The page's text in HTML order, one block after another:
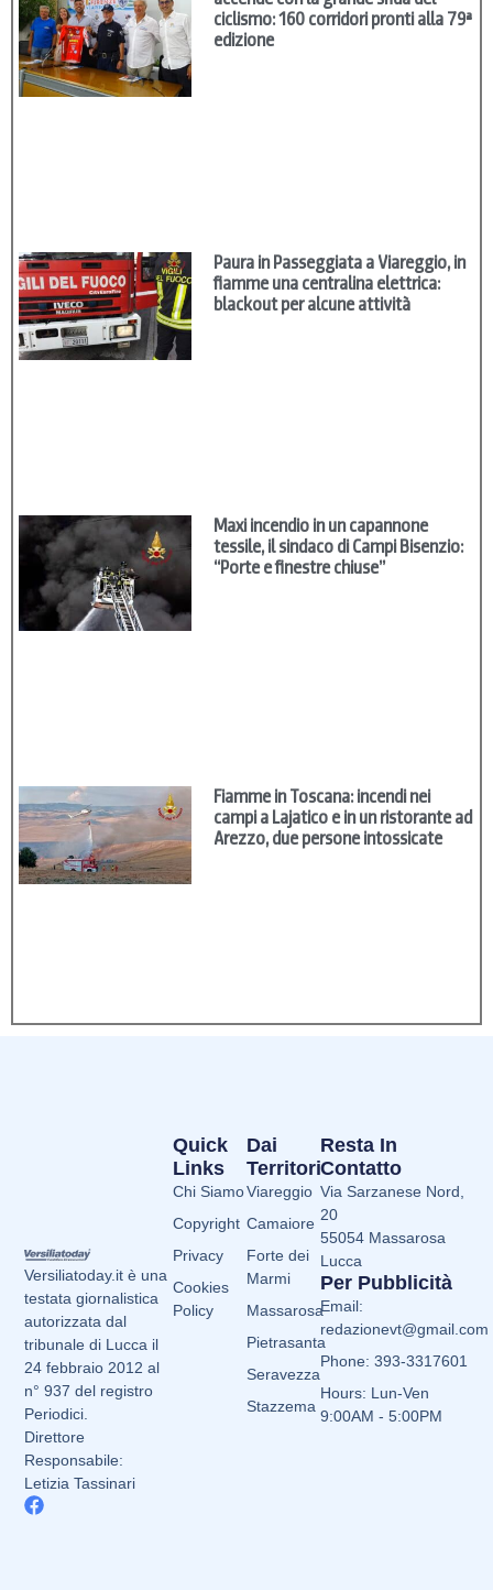
ciclismo: 160 corridori pronti alla 79ª
edizione
Paura in Passeggiata a Viareggio, in
fiamme una centralina elettrica:
blackout per alcune attività
Maxi incendio in un capannone
tessile, il sindaco di Campi Bisenzio:
“Porte e finestre chiuse”
Fiamme in Toscana: incendi nei
campi a Lajatico e in un ristorante ad
Arezzo, due persone intossicate
Versiliatoday.it è una
testata giornalistica
autorizzata dal
tribunale di Lucca il
24 febbraio 2012 al
n° 937 del registro
Periodici.
Direttore
Responsabile:
Letizia Tassinari
Dai
Territori
Viareggio
Camaiore
Forte dei
Marmi
Massarosa
Pietrasanta
Seravezza
Stazzema
Quick
Links
Chi Siamo
Copyright
Privacy
Cookies
Policy
Resta In
Contatto
Via Sarzanese Nord,
20
55054 Massarosa
Lucca
Per Pubblicità
Email:
redazionevt@gmail.com
Phone: 393-3317601
Hours: Lun-Ven
9:00AM - 5:00PM